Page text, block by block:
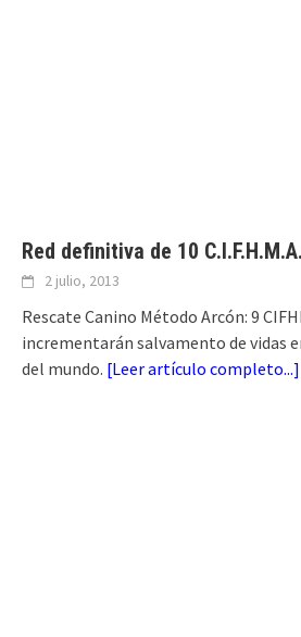
Red definitiva de 10
2 julio, 2013
Rescate Canino Método Arcón: 9
incrementarán salvamento de vidas
del mundo. [Leer artículo completo...]